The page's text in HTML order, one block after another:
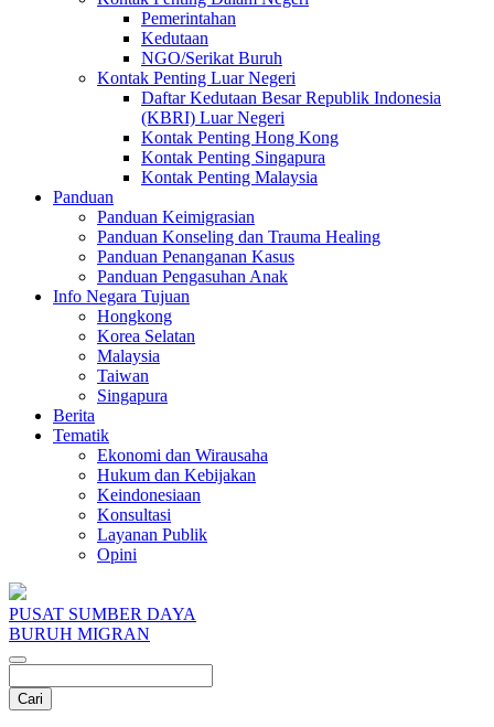
Pemerintahan
Kedutaan
NGO/Serikat Buruh
Kontak Penting Luar Negeri
Daftar Kedutaan Besar Republik Indonesia
(KBRI) Luar Negeri
Kontak Penting Hong Kong
Kontak Penting Singapura
Kontak Penting Malaysia
Panduan
Panduan Keimigrasian
Panduan Konseling dan Trauma Healing
Panduan Penanganan Kasus
Panduan Pengasuhan Anak
Info Negara Tujuan
Hongkong
Korea Selatan
Malaysia
Taiwan
Singapura
Berita
Tematik
Ekonomi dan Wirausaha
Hukum dan Kebijakan
Keindonesiaan
Konsultasi
Layanan Publik
Opini
PUSAT SUMBER DAYA
BURUH MIGRAN